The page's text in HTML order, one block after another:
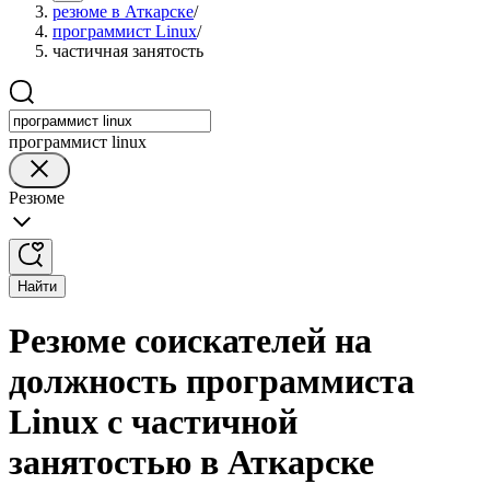
резюме в Аткарске/
программист Linux/
частичная занятость
программист linux
Резюме
Найти
Резюме соискателей на
должность программиста
Linux с частичной
занятостью в Аткарске